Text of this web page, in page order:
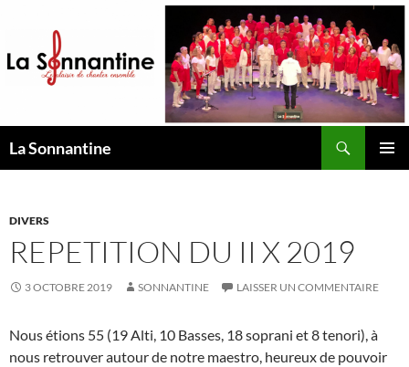
contenu
La Sonnantine
DIVERS
REPETITION DU II X 2019
3 OCTOBRE 2019 SONNANTINE LAISSER UN COMMENTAIRE
Nous étions 55 (19 Alti, 10 Basses, 18 soprani et 8 tenori), à
nous retrouver autour de notre maestro, heureux de pouvoir